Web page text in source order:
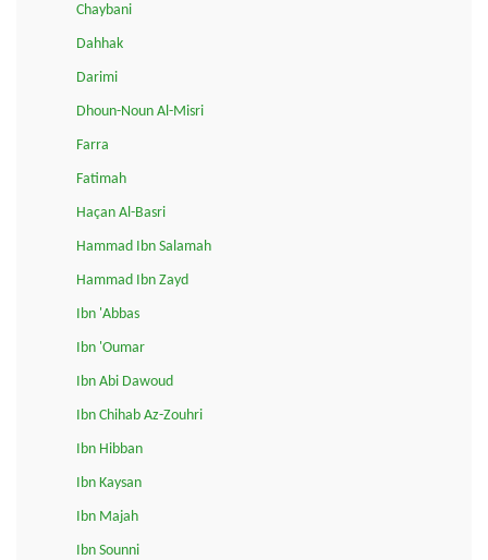
Chaybani
Dahhak
Darimi
Dhoun-Noun Al-Misri
Farra
Fatimah
Haçan Al-Basri
Hammad Ibn Salamah
Hammad Ibn Zayd
Ibn 'Abbas
Ibn 'Oumar
Ibn Abi Dawoud
Ibn Chihab Az-Zouhri
Ibn Hibban
Ibn Kaysan
Ibn Majah
Ibn Sounni